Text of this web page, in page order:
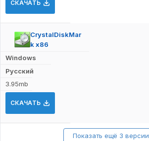
СКАЧАТЬ
CrystalDiskMar
k x86
Windows
Русский
3.95mb
СКАЧАТЬ
Показать ещё 3 версии